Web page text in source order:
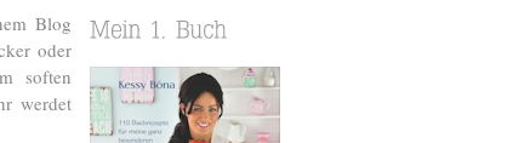
Blog
oder
soften
werdet